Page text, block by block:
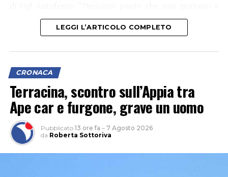
nulla”, afferma.
LEGGI L’ARTICOLO COMPLETO
CRONACA
Terracina, scontro sull’Appia tra
Ape car e furgone, grave un uomo
Pubblicato 13 ore fa – 7 Agosto 2026
da Roberta Sottoriva